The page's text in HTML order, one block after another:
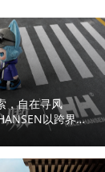
，自在寻风
以跨界合
牌表达，开启探索
叙事